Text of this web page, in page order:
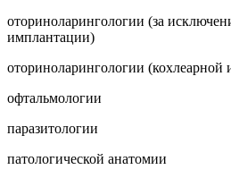
оториноларингологии (за
имплантации)
оториноларингологии (кохлеарной
офтальмологии
паразитологии
патологической анатомии